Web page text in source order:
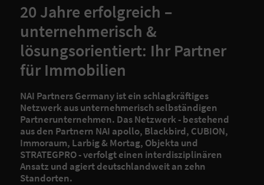
20 Jahre erfolgreich –
unternehmerisch &
lösungsorientiert: Ihr Partner
für Immobilien
NAI Partners Germany ist ein schlagkräftiges
Netzwerk aus unternehmerisch selbständigen
Partnerunternehmen. Das Netzwerk - bestehend
aus den Partnern NAI apollo, Blackbird, CUBION,
Immoraum, Larbig & Mortag, Objekta und
STRATEGPRO - verfolgt einen interdisziplinären
Ansatz und agiert deutschlandweit an zehn
Standorten.